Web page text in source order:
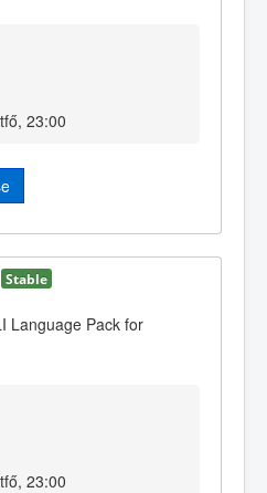
23:00
Stable
Language Pack for
23:00